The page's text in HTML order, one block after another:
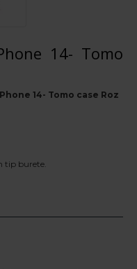
14- Tomo
14- Tomo case Roz
tip burete.